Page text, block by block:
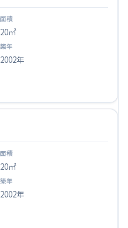
20㎡
2002年
20㎡
2002年